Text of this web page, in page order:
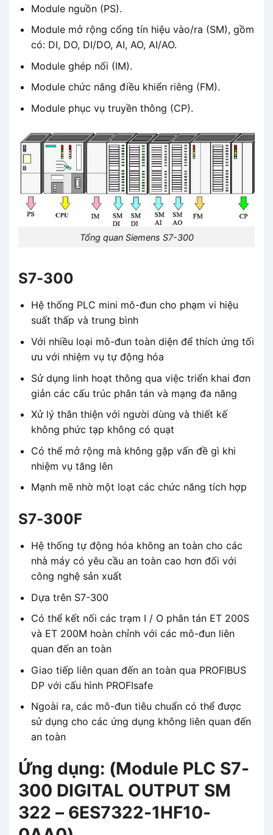
Module nguồn (PS).
Module mở rộng cổng tín hiệu vào/ra (SM), gồm
có: DI, DO, DI/DO, AI, AO, AI/AO.
Module ghép nối (IM).
Module chức năng điều khiển riêng (FM).
Module phục vụ truyền thông (CP).
Tổng quan Siemens S7-300
S7-300
Hệ thống PLC mini mô-đun cho phạm vi hiệu
suất thấp và trung bình
Với nhiều loại mô-đun toàn diện để thích ứng tối
ưu với nhiệm vụ tự động hóa
Sử dụng linh hoạt thông qua việc triển khai đơn
giản các cấu trúc phân tán và mạng đa năng
Xử lý thân thiện với người dùng và thiết kế
không phức tạp không có quạt
Có thể mở rộng mà không gặp vấn đề gì khi
nhiệm vụ tăng lên
Mạnh mẽ nhờ một loạt các chức năng tích hợp
S7-300F
Hệ thống tự động hóa không an toàn cho các
nhà máy có yêu cầu an toàn cao hơn đối với
công nghệ sản xuất
Dựa trên S7-300
Có thể kết nối các trạm I / O phân tán ET 200S
và ET 200M hoàn chỉnh với các mô-đun liên
quan đến an toàn
Giao tiếp liên quan đến an toàn qua PROFIBUS
DP với cấu hình PROFIsafe
Ngoài ra, các mô-đun tiêu chuẩn có thể được
sử dụng cho các ứng dụng không liên quan đến
an toàn
Ứng dụng: (Module PLC S7-
300 DIGITAL OUTPUT SM
322 – 6ES7322-1HF10-